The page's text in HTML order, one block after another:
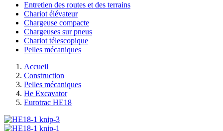
Entretien des routes et des terrains
Chariot élévateur
Chargeuse compacte
Chargeuses sur pneus
Chariot télescopique
Pelles mécaniques
Accueil
Construction
Pelles mécaniques
He Excavator
Eurotrac HE18